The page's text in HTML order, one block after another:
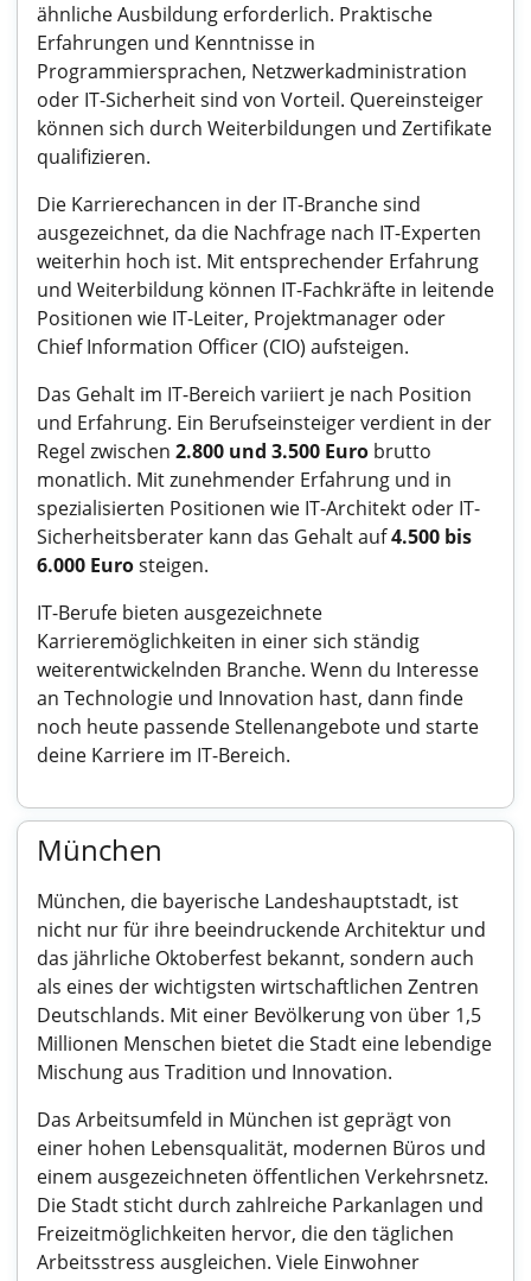
ähnliche Ausbildung erforderlich. Praktische
Erfahrungen und Kenntnisse in
Programmiersprachen, Netzwerkadministration
oder IT-Sicherheit sind von Vorteil. Quereinsteiger
können sich durch Weiterbildungen und Zertifikate
qualifizieren.
Die Karrierechancen in der IT-Branche sind
ausgezeichnet, da die Nachfrage nach IT-Experten
weiterhin hoch ist. Mit entsprechender Erfahrung
und Weiterbildung können IT-Fachkräfte in leitende
Positionen wie IT-Leiter, Projektmanager oder
Chief Information Officer (CIO) aufsteigen.
Das Gehalt im IT-Bereich variiert je nach Position
und Erfahrung. Ein Berufseinsteiger verdient in der
Regel zwischen 2.800 und 3.500 Euro brutto
monatlich. Mit zunehmender Erfahrung und in
spezialisierten Positionen wie IT-Architekt oder IT-
Sicherheitsberater kann das Gehalt auf4.500 bis
6.000 Eurosteigen.
IT-Berufe bieten ausgezeichnete
Karrieremöglichkeiten in einer sich ständig
weiterentwickelnden Branche. Wenn du Interesse
an Technologie und Innovation hast, dann finde
noch heute passende Stellenangebote und starte
deine Karriere im IT-Bereich.
München
München, die bayerische Landeshauptstadt, ist
nicht nur für ihre beeindruckende Architektur und
das jährliche Oktoberfest bekannt, sondern auch
als eines der wichtigsten wirtschaftlichen Zentren
Deutschlands. Mit einer Bevölkerung von über 1,5
Millionen Menschen bietet die Stadt eine lebendige
Mischung aus Tradition und Innovation.
Das Arbeitsumfeld in München ist geprägt von
einer hohen Lebensqualität, modernen Büros und
einem ausgezeichneten öffentlichen Verkehrsnetz.
Die Stadt sticht durch zahlreiche Parkanlagen und
Freizeitmöglichkeiten hervor, die den täglichen
Arbeitsstress ausgleichen. Viele Einwohner